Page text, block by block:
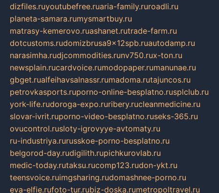
dizfiles.ruyoutubefree.ruaria-family.ruroadli.ru
planeta-samara.rumysmartbuy.ru
matrasy-kemerovo.ruashanet.rutrade-farm.ru
dotcustoms.rudomizbrusa9x12spb.ruautodamp.ru
narasimha.rudjcommodities.runv750.rux-ton.ru
newsplain.rucardvoice.rumodopaper.rumanunae.ru
gbget.rualfeihavsalnassr.rumadoma.rutajuncos.ru
petrovkasports.ruporno-online-besplatno.rusplclub.ru
york-life.rudoroga-expo.ruribery.rucleanmedicine.ru
slovar-ivrit.ruporno-video-besplatno.ruseks-365.ru
ovucontrol.rusloty-igrovyye-avtomaty.ru
ru-industriya.rurusskoe-porno-besplatno.ru
belgorod-day.rudigilith.rupichkurovlab.ru
medic-today.rutaksu.rucomp123.rudon-ykt.ru
teensvoice.ruimgsharing.rudomashnee-porno.ru
eva-elfie.rufoto-tur.rubiz-doska.rumetropoltravel.ru